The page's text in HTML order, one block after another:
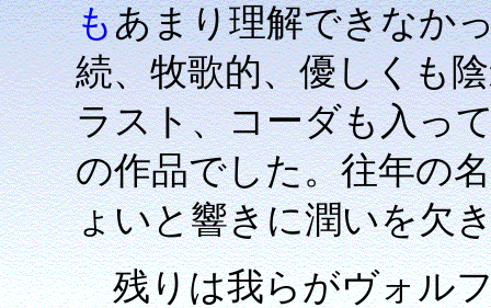
もあまり理解できなか
続、牧歌的、優しくも
ラスト、コーダも入っ
の作品でした。往年の
ょいと響きに潤いを欠
残りは我らがヴォルフ